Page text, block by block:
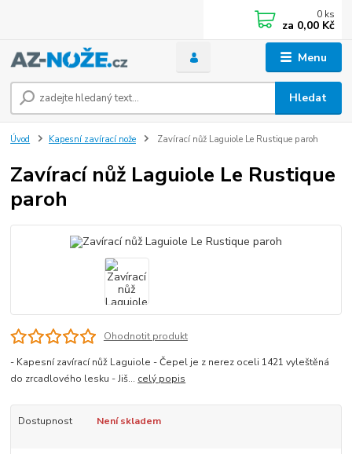
Menu
Hledat
0 ks
za 0,00 Kč
Úvod Kapesní zavírací nože Zavírací nůž Laguiole Le Rustique paroh
Zavírací nůž Laguiole Le Rustique
paroh
Ohodnotit produkt
- Kapesní zavírací nůž Laguiole - Čepel je z nerez oceli 1421 vyleštěná
do zrcadlového lesku - Jiš... celý popis
Dostupnost Není skladem